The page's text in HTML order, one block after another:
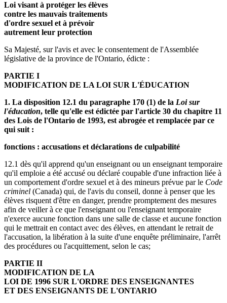
Loi visant à protéger les élèves
contre les mauvais traitements
d'ordre sexuel et à prévoir
autrement leur protection
Sa Majesté, sur l'avis et avec le consentement de l'Assemblée
législative de la province de l'Ontario, édicte :
PARTIE I
MODIFICATION DE LA LOI SUR L'ÉDUCATION
1. La disposition 12.1 du paragraphe 170 (1) de la Loi sur
l'éducation, telle qu'elle est édictée par l'article 30 du chapitre 11
des Lois de l'Ontario de 1993, est abrogée et remplacée par ce
qui suit :
fonctions : accusations et déclarations de culpabilité
12.1 dès qu'il apprend qu'un enseignant ou un enseignant temporaire
qu'il emploie a été accusé ou déclaré coupable d'une infraction liée à
un comportement d'ordre sexuel et à des mineurs prévue par le Code
criminel (Canada) qui, de l'avis du conseil, donne à penser que les
élèves risquent d'être en danger, prendre promptement des mesures
afin de veiller à ce que l'enseignant ou l'enseignant temporaire
n'exerce aucune fonction dans une salle de classe et aucune fonction
qui le mettrait en contact avec des élèves, en attendant le retrait de
l'accusation, la libération à la suite d'une enquête préliminaire, l'arrêt
des procédures ou l'acquittement, selon le cas;
PARTIE II
MODIFICATION DE LA
LOI DE 1996 SUR L'ORDRE DES ENSEIGNANTES
ET DES ENSEIGNANTS DE L'ONTARIO